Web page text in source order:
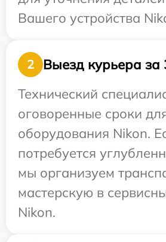
Вашего устройства
2
Выезд курьера за
Технический
оговоренные сроки
оборудования Nikon.
потребуется
мы организуем
мастерскую в
Nikon.